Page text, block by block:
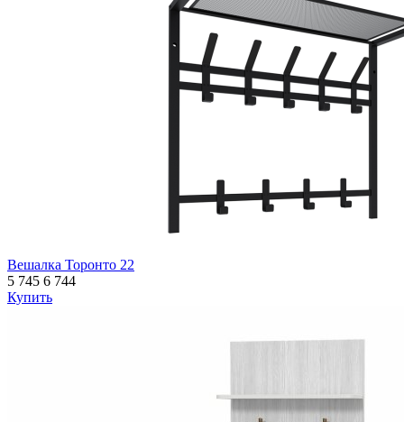
Вешалка Торонто 22
5 745 6 744
Купить